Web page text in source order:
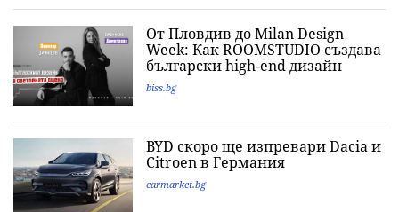
От Пловдив до Milan Design
Week: Как ROOMSTUDIO създава
български high-end дизайн
biss.bg
BYD скоро ще изпревари Dacia и
Citroеn в Германия
carmarket.bg